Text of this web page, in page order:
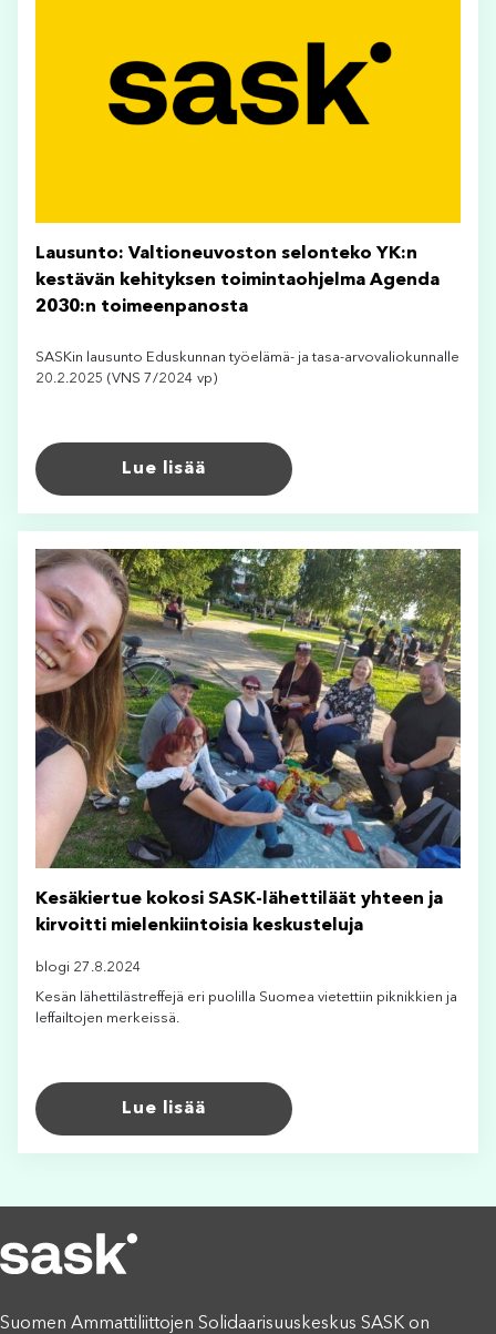
Lausunto: Valtioneuvoston selonteko YK:n
kestävän kehityksen toimintaohjelma Agenda
2030:n toimeenpanosta
SASKin lausunto Eduskunnan työelämä- ja tasa-arvovaliokunnalle
20.2.2025 (VNS 7/2024 vp)
Lue lisää
Kesäkiertue kokosi SASK-lähettiläät yhteen ja
kirvoitti mielenkiintoisia keskusteluja
blogi 27.8.2024
Kesän lähettilästreffejä eri puolilla Suomea vietettiin piknikkien ja
leffailtojen merkeissä.
Lue lisää
Suomen Ammattiliittojen Solidaarisuuskeskus SASK on